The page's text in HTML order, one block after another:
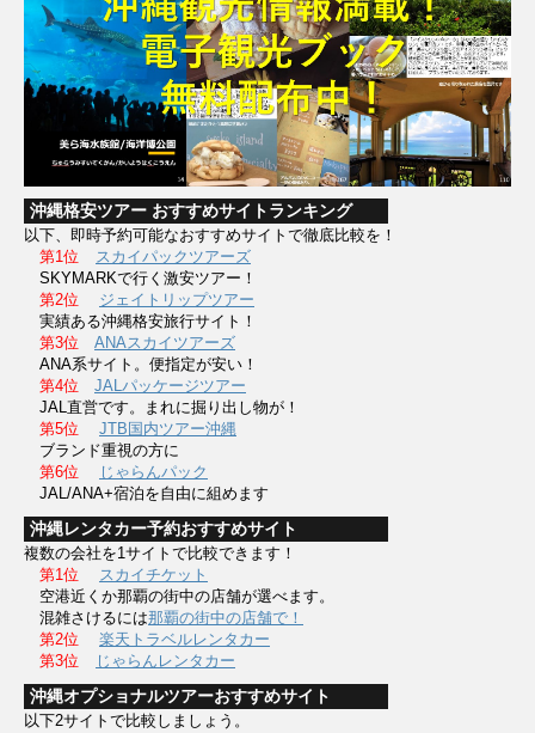
沖縄格安ツアー おすすめサイトランキング
以下、即時予約可能なおすすめサイトで徹底比較を！
第1位
スカイパックツアーズ
SKYMARKで行く激安ツアー！
第2位
ジェイトリップツアー
実績ある沖縄格安旅行サイト！
第3位
ANAスカイツアーズ
ANA系サイト。便指定が安い！
第4位
JALパッケージツアー
JAL直営です。まれに掘り出し物が！
第5位
JTB国内ツアー沖縄
ブランド重視の方に
第6位
じゃらんパック
JAL/ANA+宿泊を自由に組めます
沖縄レンタカー予約おすすめサイト
複数の会社を1サイトで比較できます！
第1位
スカイチケット
空港近くか那覇の街中の店舗が選べます。
混雑さけるには那覇の街中の店舗で！
第2位
楽天トラベルレンタカー
第3位
じゃらんレンタカー
沖縄オプショナルツアーおすすめサイト
以下2サイトで比較しましょう。